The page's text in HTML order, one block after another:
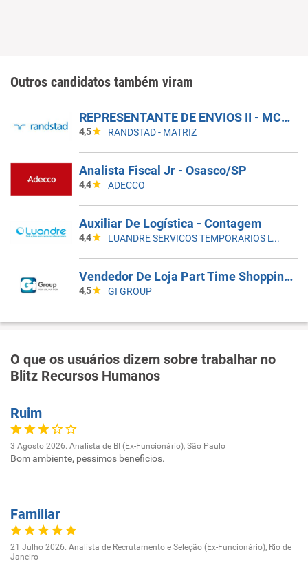
Outros candidatos também viram
REPRESENTANTE DE ENVIOS II - MCDLIVRE
4,5 RANDSTAD - MATRIZ
Analista Fiscal Jr - Osasco/SP
4,4 ADECCO
Auxiliar De Logística - Contagem
4,4 LUANDRE SERVICOS TEMPORARIOS LTDA. (C-I)
Vendedor De Loja Part Time Shopping Morumbi
4,5 GI GROUP
O que os usuários dizem sobre trabalhar no
Blitz Recursos Humanos
Ruim
3 Agosto 2026. Analista de BI (Ex-Funcionário), São Paulo
Bom ambiente, pessimos beneficios.
Familiar
21 Julho 2026. Analista de Recrutamento e Seleção (Ex-Funcionário), Rio de
Janeiro